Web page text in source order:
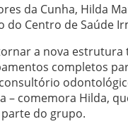
da Cunha, Hilda
Centro de Saúde
a nova
completos
comemora Hilda,
do grupo.